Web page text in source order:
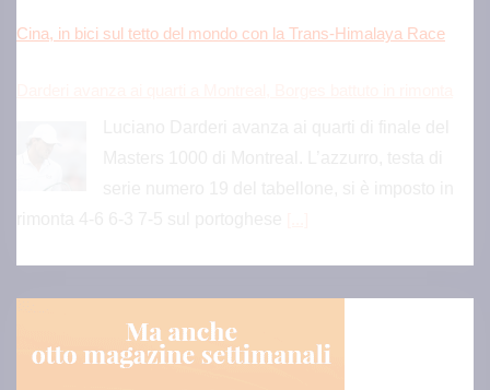
Cina, in bici sul tetto del mondo con la Trans-Himalaya Race